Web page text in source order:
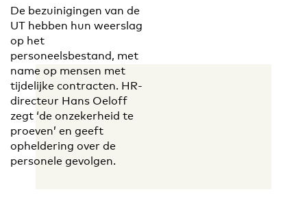
De bezuinigingen van de
UT hebben hun weerslag
op het
personeelsbestand, met
name op mensen met
tijdelijke contracten. HR-
directeur Hans Oeloff
zegt ‘de onzekerheid te
proeven’ en geeft
opheldering over de
personele gevolgen.